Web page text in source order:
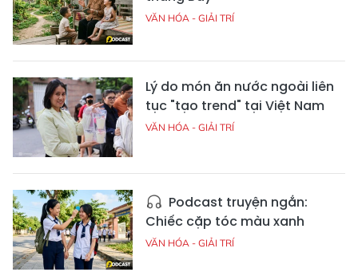
VĂN HÓA - GIẢI TRÍ
Lý do món ăn nước ngoài liên
tục "tạo trend" tại Việt Nam
VĂN HÓA - GIẢI TRÍ
Podcast truyện ngắn:
Chiếc cặp tóc màu xanh
VĂN HÓA - GIẢI TRÍ